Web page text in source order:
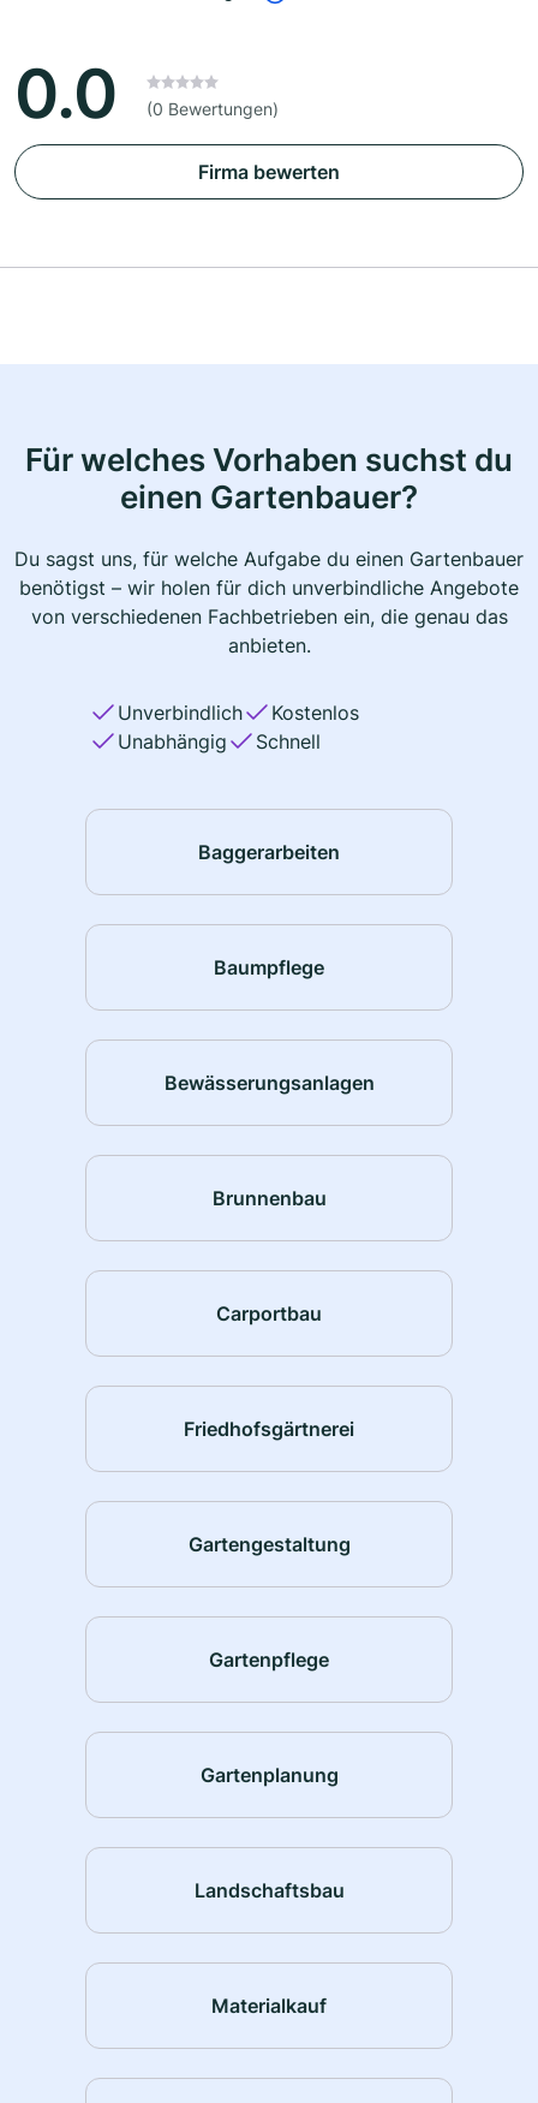
0.0 (0 Bewertungen)
Firma bewerten
Für welches Vorhaben suchst du
einen Gartenbauer?
Du sagst uns, für welche Aufgabe du einen Gartenbauer
benötigst – wir holen für dich unverbindliche Angebote
von verschiedenen Fachbetrieben ein, die genau das
anbieten.
Unverbindlich
Kostenlos
Unabhängig
Schnell
Baggerarbeiten
Baumpflege
Bewässerungsanlagen
Brunnenbau
Carportbau
Friedhofsgärtnerei
Gartengestaltung
Gartenpflege
Gartenplanung
Landschaftsbau
Materialkauf